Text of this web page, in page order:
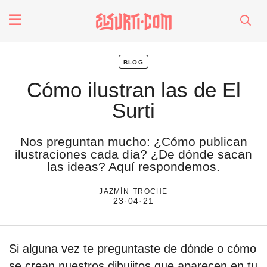
Futuros
Soberanas
Oligarquía
Despacio Sonoro
invasores vip
blog
Cómo ilustran las de El
Surti
Nos preguntan mucho: ¿Cómo publican
ilustraciones cada día? ¿De dónde sacan
las ideas? Aquí respondemos.
jazmín troche
23·04·21
Si alguna vez te preguntaste de dónde o cómo